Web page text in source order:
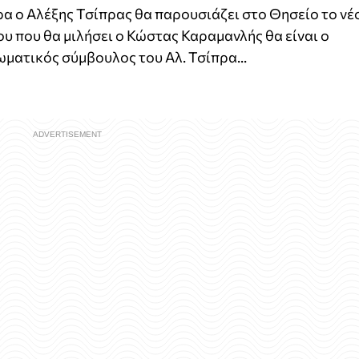
ο Αλέξης Τσίπρας θα παρουσιάζει στο Θησείο το
που θα μιλήσει ο Κώστας Καραμανλής θα είναι ο
σύμβουλος του Αλ. Τσίπρα...